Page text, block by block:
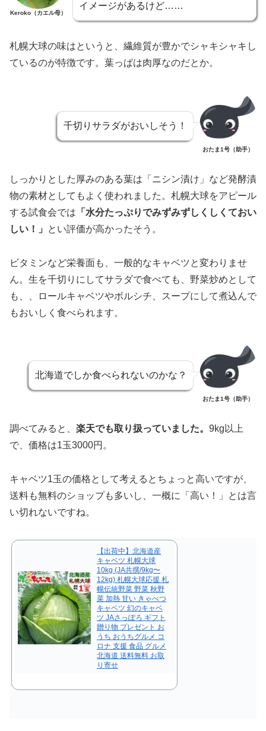
Keroko（カエル母）
イメージがあるけど……
札幌大球の味はというと、繊維質が豊かでシャキシャキし
ているのが特徴です。葉っぱは肉厚なのだとか。
千切りサラダがおいしそう！
おたま1号（助手）
しっかりとした厚みのある葉は「ニシン漬け」など発酵漬
物の素材としてもよく使われました。札幌大球をアピール
する試食会では 「水分たっぷりでみずみずしくしくておい
しい！」
とい評価が高かったそう。
ビタミンなど栄養面も、一般的なキャベツと変わりませ
ん。生を千切りにしてサラダで食べても、野菜炒めとして
も、、ロールキャベツやボルシチ、スープにして煮込んで
もおいしく食べられます。
北海道でしか食べられないのかな？
おたま1号（助手）
調べてみると、 楽天でも取り扱っていました。 9kg以上
で、価格は1玉3000円。
キャベツ1玉の価格として考えるとちょっと高いですが、
送料も無料のショップも多いし、一概に「高い！」とは言
い切れないですね。
【出荷中】北海道産
キャベツ 札幌大球
10kg (JA共撰/9kg〜
12kg) 札幌大球応援 札
幌伝統野菜 野菜 秋野
菜 加熱 甘い きゃべつ
キャベツ 幻のキャベ
ツ JAさっぽろ ギフト
贈り物 プレゼント お
うち おうちグルメ コ
ロナ 支援 食品 グルメ
北海道 送料無料 お取
り寄せ